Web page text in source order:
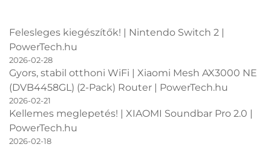
Felesleges kiegészítők! | Nintendo Switch 2 |
PowerTech.hu
2026-02-28
Gyors, stabil otthoni WiFi | Xiaomi Mesh AX3000 NE
(DVB4458GL) (2-Pack) Router | PowerTech.hu
2026-02-21
Kellemes meglepetés! | XIAOMI Soundbar Pro 2.0 |
PowerTech.hu
2026-02-18